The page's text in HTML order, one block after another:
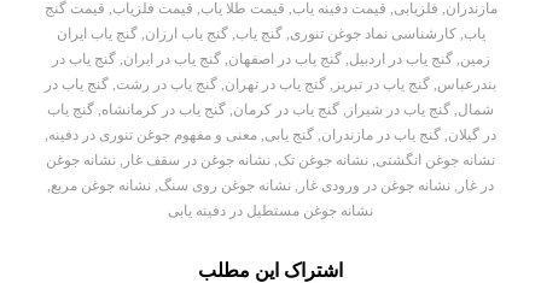
مازندران, فلزیابی, قیمت دفینه یاب, قیمت طلا یاب, قیمت فلزیاب, قیمت گنج
یاب, کارشناسی نماد جوغن تنوری, گنج یاب, گنج یاب ارزان, گنج یاب ایران
زمین, گنج یاب در اردبیل, گنج یاب در اصفهان, گنج یاب در ایران, گنج یاب در
بندرعباس, گنج یاب در تبریز , گنج یاب در تهران, گنج یاب در رشت, گنج یاب در
شمال, گنج یاب در شیراز , گنج یاب در کرمان, گنج یاب در کرمانشاه, گنج یاب
در گیلان, گنج یاب در مازندران, گنج یابی, معنی و مفهوم جوغن تنوری در دفینه,
نشانه جوغن انگشتی, نشانه جوغن تک, نشانه جوغن در سقف غار , نشانه جوغن
در غار , نشانه جوغن در ورودی غار , نشانه جوغن روی سنگ, نشانه جوغن مربع,
نشانه جوغن مستطیل در دفینه یابی
اشتراک این مطلب